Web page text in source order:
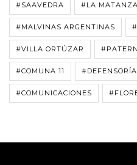
#SAAVEDRA #LA MATANZA
#MALVINAS ARGENTINAS
#VILLA ORTÚZAR
#COMUNA 11 #DEFENSORÍA
#COMUNICACIONES